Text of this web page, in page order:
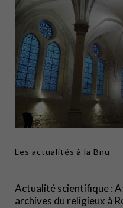
Les actualités à la Bnu
Actualité scientifique :
archives du religieux à